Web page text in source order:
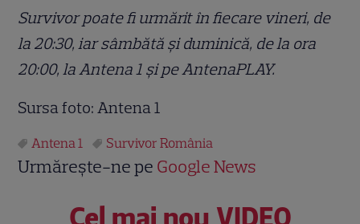
Survivor poate fi urmărit în fiecare vineri, de
la 20:30, iar sâmbătă și duminică, de la ora
20:00, la Antena 1 și pe AntenaPLAY.
Sursa foto: Antena 1
Antena 1 Survivor România
Urmărește-ne pe Google News